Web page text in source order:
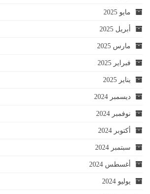
مايو 2025
أبريل 2025
مارس 2025
فبراير 2025
يناير 2025
ديسمبر 2024
نوفمبر 2024
أكتوبر 2024
سبتمبر 2024
أغسطس 2024
يوليو 2024